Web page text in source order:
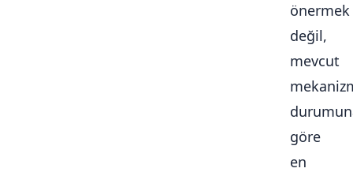
önermek
değil,
mevcut
göre
en